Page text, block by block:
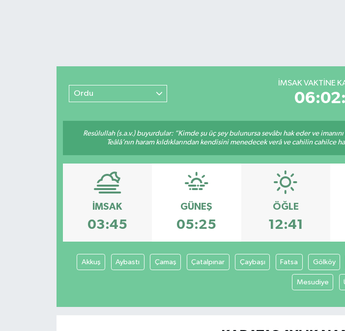
Ordu
İMSAK VAKTİNE
Resûlullah (s.a.v.) buyurdular: “Kimde şu üç şey bulunursa sevâbı hak eder ve
Teâlâ’nın haram kıldıklarından kendisini menedecek verâ ve cahilin
İMSAK
03:45
GÜNEŞ
05:25
ÖĞLE
12:41
Akkuş Aybastı Çamaş Çatalpınar Çaybaşı Fatsa Gölköy
Mesudiye